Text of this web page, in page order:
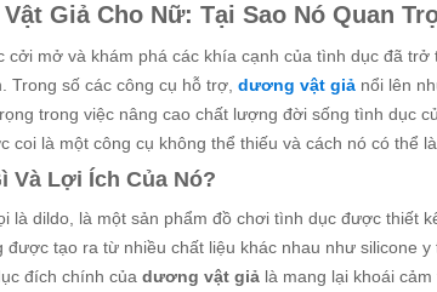
Giả Cho Nữ: Tại Sao Nó Quan
cởi mở và khám phá các khía cạnh của tình dục đã
Trong số các công cụ hỗ trợ, dương vật giả nổi lên
trong việc nâng cao chất lượng đời sống tình dục
coi là một công cụ không thể thiếu và cách nó có thể
Và Lợi Ích Của Nó?
là dildo, là một sản phẩm đồ chơi tình dục được thiết
tạo ra từ nhiều chất liệu khác nhau như silicone
đích chính của dương vật giả là mang lại khoái